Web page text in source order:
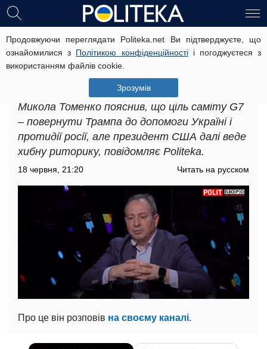
Продовжуючи переглядати Politeka.net Ви підтверджуєте, що
ознайомилися з Політикою конфіденційностіі погоджуєтеся з
використанням файлів cookie.
Зрозумів
Фактично це повернення США у
сім'ю, – Микола Томенко про саміт
G7 і підтримку України
Лідер громадського руху «Рідна країна»
Микола Томенко пояснив, що ціль саміту G7
– повернути Трампа до допомоги Україні і
протидії росії, але президент США далі веде
хибну риторику, повідомляє Politeka.
18 червня, 21:20 Читать на русском
Про це він розповів на своєму каналі.